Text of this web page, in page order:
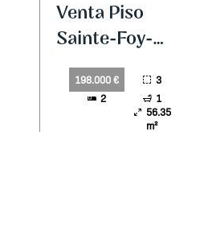
Venta Piso
Sainte-Foy-
lès-Lyon
198.000 €
3
2
1
56.35
m²